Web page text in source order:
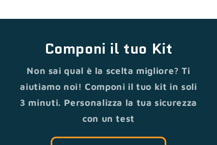
Componi il tuo Kit
Non sai qual è la scelta migliore? Ti
aiutiamo noi! Componi il tuo kit in soli
3 minuti. Personalizza la tua sicurezza
con un test